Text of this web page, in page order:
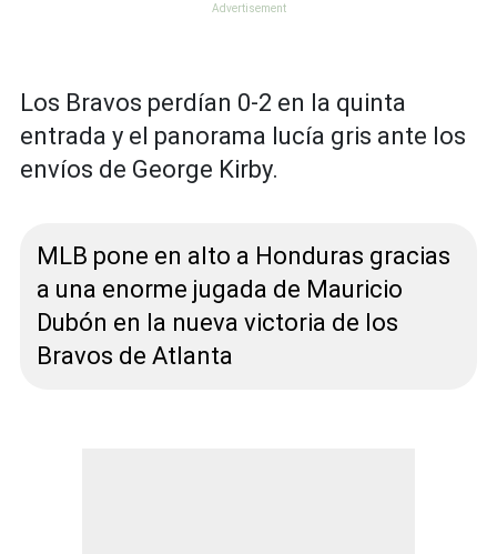
Los Bravos perdían 0-2 en la quinta
entrada y el panorama lucía gris ante los
envíos de George Kirby.
MLB pone en alto a Honduras gracias
a una enorme jugada de Mauricio
Dubón en la nueva victoria de los
Bravos de Atlanta